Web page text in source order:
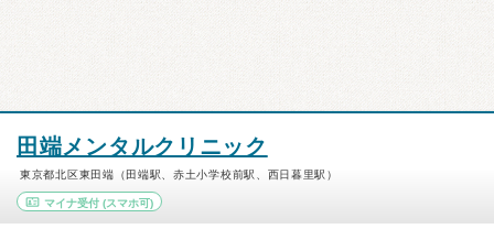
田端メンタルクリニック
東京都北区東田端（田端駅、赤土小学校前駅、西日暮里駅）
マイナ受付 (スマホ可)